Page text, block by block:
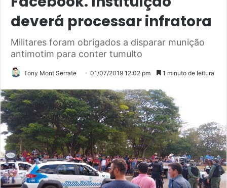
deverá processar infratora
Militares foram obrigados a disparar munição
antimotim para conter tumulto
Tony Mont Serrate 01/07/2019 12:02 pm 1 minuto de leitura